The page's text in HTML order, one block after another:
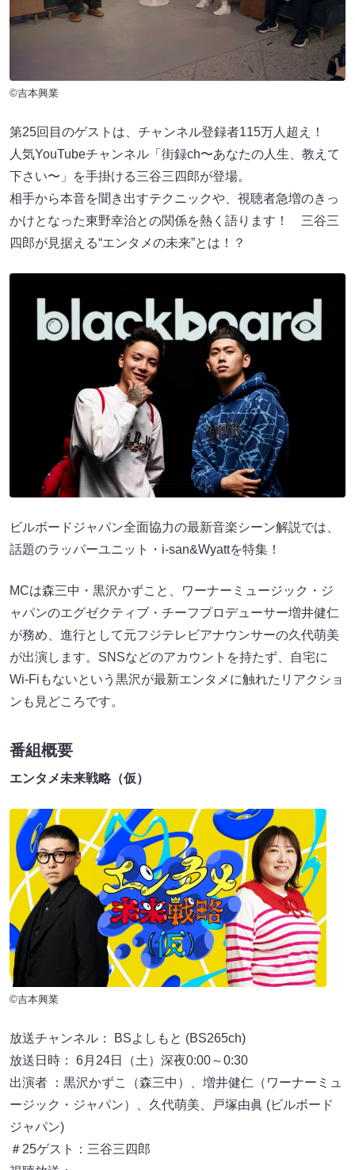
©吉本興業
第25回目のゲストは、チャンネル登録者115万人超え！
人気YouTubeチャンネル「街録ch〜あなたの人生、教えて
下さい〜」を手掛ける三谷三四郎が登場。
相手から本音を聞き出すテクニックや、視聴者急増のきっ
かけとなった東野幸治との関係を熱く語ります！ 三谷三
四郎が見据える“エンタメの未来”とは！？
ビルボードジャパン全面協力の最新音楽シーン解説では、
話題のラッパーユニット・i-san&Wyattを特集！
MCは森三中・黒沢かずこと、ワーナーミュージック・ジ
ャパンのエグゼクティブ・チーフプロデューサー増井健仁
が務め、進行として元フジテレビアナウンサーの久代萌美
が出演します。SNSなどのアカウントを持たず、自宅に
Wi-Fiもないという黒沢が最新エンタメに触れたリアクショ
ンも見どころです。
番組概要
エンタメ未来戦略（仮）
©吉本興業
放送チャンネル： BSよしもと (BS265ch)
放送日時： 6月24日（土）深夜0:00～0:30
出演者 ：黒沢かずこ（森三中）、増井健仁（ワーナーミュ
ージック・ジャパン）、久代萌美、戸塚由眞 (ビルボード
ジャパン)
＃25ゲスト：三谷三四郎